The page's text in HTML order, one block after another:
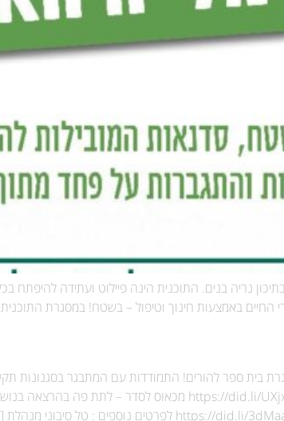
נריה בנים. התוכנית הינה פיילוט ועתידה
באמצעות חינוך וטיפול – בשטח! במסגרת